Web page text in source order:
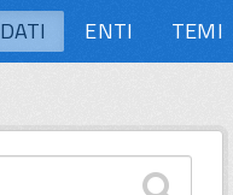
DATI ENTI TEMI